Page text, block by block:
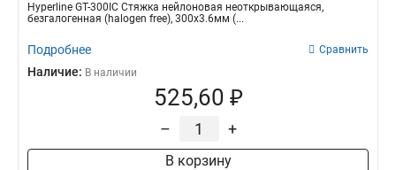
Hyperline GT-300IC Стяжка нейлоновая неоткрывающаяся,
безгалогенная (halogen free), 300x3.6мм (...
Подробнее Сравнить
Наличие: В наличии
525,60 ₽
– +
В корзину